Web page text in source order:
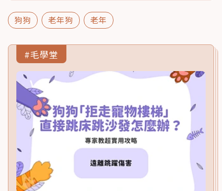
狗狗 老年狗 老年
#毛學堂